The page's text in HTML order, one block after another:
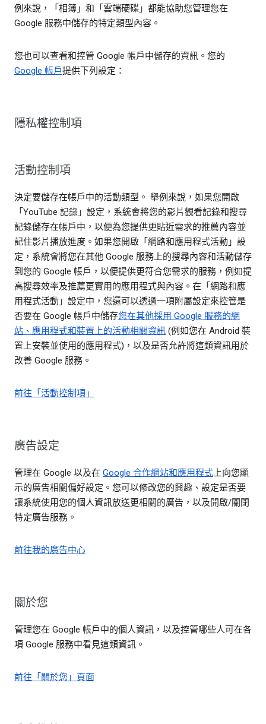
例來說，「相簿」和「雲端硬碟」都能協助您管理您在
Google 服務中儲存的特定類型內容。
您也可以查看和控管 Google 帳戶中儲存的資訊。您的
Google 帳戶提供下列設定：
隱私權控制項
活動控制項
決定要儲存在帳戶中的活動類型。 舉例來說，如果您開啟
「YouTube 記錄」設定，系統會將您的影片觀看記錄和搜尋
記錄儲存在帳戶中，以便為您提供更貼近需求的推薦內容並
記住影片播放進度。如果您開啟「網路和應用程式活動」設
定，系統會將您在其他 Google 服務上的搜尋內容和活動儲存
到您的 Google 帳戶，以便提供更符合您需求的服務，例如提
高搜尋效率及推薦更實用的應用程式與內容。在「網路和應
用程式活動」設定中，您還可以透過一項附屬設定來控管是
否要在 Google 帳戶中儲存您在其他採用 Google 服務的網
站、應用程式和裝置上的活動相關資訊 (例如您在 Android 裝
置上安裝並使用的應用程式)，以及是否允許將這類資訊用於
改善 Google 服務。
前往「活動控制項」
廣告設定
管理在 Google 以及在 Google 合作網站和應用程式上向您顯
示的廣告相關偏好設定。您可以修改您的興趣、設定是否要
讓系統使用您的個人資訊放送更相關的廣告，以及開啟/關閉
特定廣告服務。
前往我的廣告中心
關於您
管理您在 Google 帳戶中的個人資訊，以及控管哪些人可在各
項 Google 服務中看見這類資訊。
前往「關於您」頁面